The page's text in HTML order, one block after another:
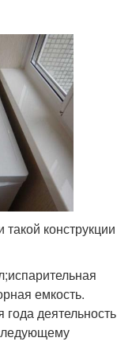
конструкции
емкость.
деятельность